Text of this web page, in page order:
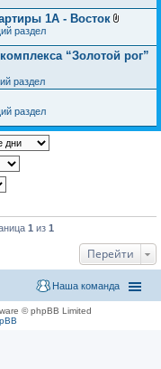
о
н
и
1А - Восток
о
ж
и
раздел
“Золотой рог”
раздел
раздел
1 из 1
Перейти
Наша команда
© phpBB Limited